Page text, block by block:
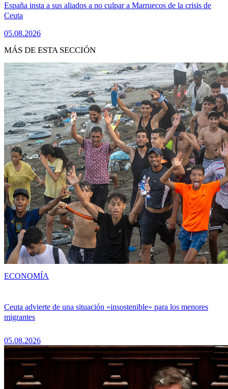
España insta a sus aliados a no culpar a Marruecos de la crisis de
Ceuta
05.08.2026
MÁS DE ESTA SECCIÓN
Ceuta advierte de una situación «insostenible» para los menores
migrantes
05.08.2026
ECONOMÍA